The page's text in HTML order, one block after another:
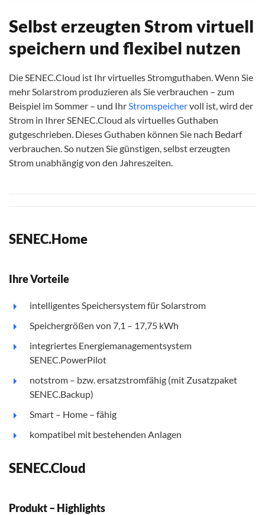
Selbst erzeugten Strom virtuell
speichern und flexibel nutzen
Die SENEC.Cloud ist Ihr virtuelles Stromguthaben. Wenn Sie
mehr Solarstrom produzieren als Sie verbrauchen – zum
Beispiel im Sommer – und IhrStromspeichervoll ist, wird der
Strom in Ihrer SENEC.Cloud als virtuelles Guthaben
gutgeschrieben. Dieses Guthaben können Sie nach Bedarf
verbrauchen. So nutzen Sie günstigen, selbst erzeugten
Strom unabhängig von den Jahreszeiten.
SENEC.Home
Ihre Vorteile
intelligentes Speichersystem für Solarstrom
Speichergrößen von 7,1 – 17,75 kWh
integriertes Energiemanagementsystem
SENEC.PowerPilot
notstrom – bzw. ersatzstromfähig (mit Zusatzpaket
SENEC.Backup)
Smart – Home – fähig
kompatibel mit bestehenden Anlagen
SENEC.Cloud
Produkt – Highlights